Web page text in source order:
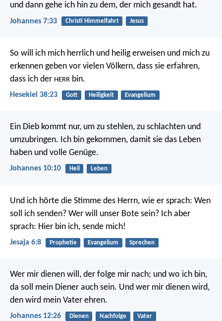
und dann gehe ich hin zu dem, der mich gesandt hat.
Johannes 7:33 Christi Himmelfahrt Jesus
So will ich mich herrlich und heilig erweisen und mich zu
erkennen geben vor vielen Völkern, dass sie erfahren,
dass ich der HERR bin.
Hesekiel 38:23 Gott Heiligkeit Evangelium
Ein Dieb kommt nur, um zu stehlen, zu schlachten und
umzubringen. Ich bin gekommen, damit sie das Leben
haben und volle Genüge.
Johannes 10:10 Heil Leben
Und ich hörte die Stimme des Herrn, wie er sprach: Wen
soll ich senden? Wer will unser Bote sein? Ich aber
sprach: Hier bin ich, sende mich!
Jesaja 6:8 Prophetie Evangelium Sprechen
Wer mir dienen will, der folge mir nach; und wo ich bin,
da soll mein Diener auch sein. Und wer mir dienen wird,
den wird mein Vater ehren.
Johannes 12:26 Dienen Nachfolge Vater